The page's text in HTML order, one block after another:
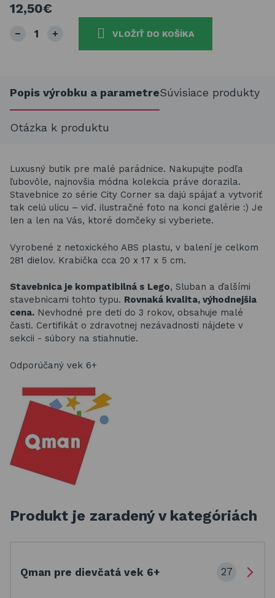
12,50€
VLOŽIŤ DO KOŠÍKA
Popis výrobku a parametreSúvisiace produkty
Otázka k produktu
Luxusný butik pre malé parádnice. Nakupujte podľa
ľubovôle, najnovšia módna kolekcia práve dorazila.
Stavebnice zo série City Corner sa dajú spájať a vytvoriť
tak celú ulicu – viď. ilustračné foto na konci galérie :) Je
len a len na Vás, ktoré domčeky si vyberiete.
Vyrobené z netoxického ABS plastu, v balení je celkom
281 dielov. Krabička cca 20 x 17 x 5 cm.
Stavebnica je kompatibilná s Lego, Sluban a ďalšími
stavebnicami tohto typu. Rovnaká kvalita, výhodnejšia
cena. Nevhodné pre deti do 3 rokov, obsahuje malé
časti. Certifikát o zdravotnej nezávadnosti nájdete v
sekcii - súbory na stiahnutie.
Odporúčaný vek 6+
Produkt je zaradený v kategóriách
Qman pre dievčatá vek 6+ 27